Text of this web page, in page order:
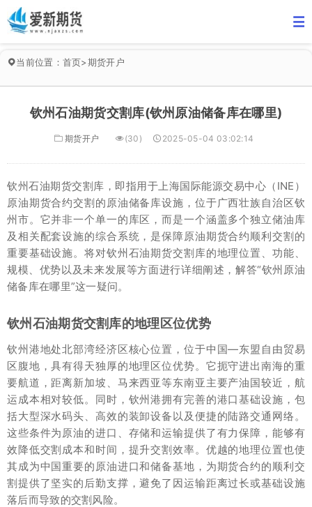
当前位置： 首页>期货开户
钦州石油期货交割库(钦州原油储备库在哪里)
期货开户 (30) 2025-05-04 03:02:14
钦州石油期货交割库，即指用于上海国际能源交易中心（INE）
原油期货合约交割的原油储备库设施，位于广西壮族自治区钦
州市。它并非一个单一的库区，而是一个涵盖多个独立储油库
及相关配套设施的综合系统，是保障原油期货合约顺利交割的
重要基础设施。将对钦州石油期货交割库的地理位置、功能、
规模、优势以及未来发展等方面进行详细阐述，解答“钦州原油
储备库在哪里”这一疑问。
钦州石油期货交割库的地理区位优势
钦州港地处北部湾经济区核心位置，位于中国—东盟自由贸易
区腹地，具有得天独厚的地理区位优势。它扼守进出南海的重
要航道，距离新加坡、马来西亚等东南亚主要产油国较近，航
运成本相对较低。同时，钦州港拥有完善的港口基础设施，包
括大型深水码头、高效的装卸设备以及便捷的陆路交通网络。
这些条件为原油的进口、存储和运输提供了有力保障，能够有
效降低交割成本和时间，提升交割效率。优越的地理位置也使
其成为中国重要的原油进口和储备基地，为期货合约的顺利交
割提供了坚实的后勤支撑，避免了因运输距离过长或基础设施
落后而导致的交割风险。